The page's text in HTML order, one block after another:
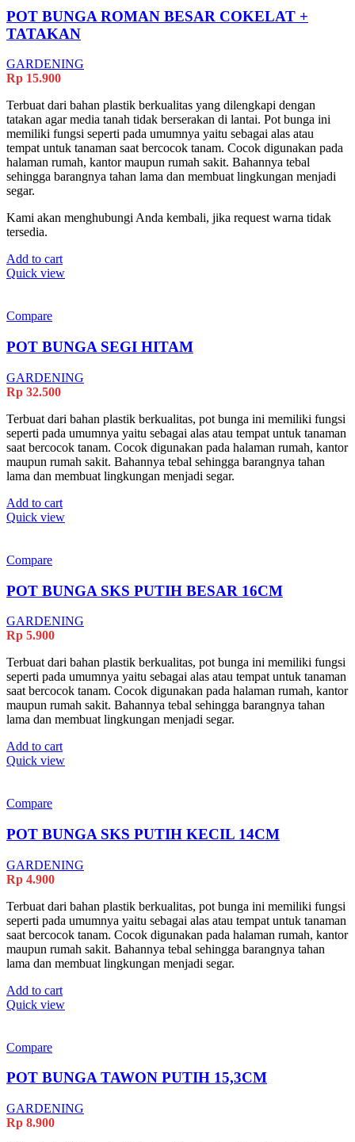
POT BUNGA ROMAN BESAR COKELAT +
TATAKAN
GARDENING
Rp 15.900
Terbuat dari bahan plastik berkualitas yang dilengkapi dengan
tatakan agar media tanah tidak berserakan di lantai. Pot bunga ini
memiliki fungsi seperti pada umumnya yaitu sebagai alas atau
tempat untuk tanaman saat bercocok tanam. Cocok digunakan pada
halaman rumah, kantor maupun rumah sakit. Bahannya tebal
sehingga barangnya tahan lama dan membuat lingkungan menjadi
segar.
Kami akan menghubungi Anda kembali, jika request warna tidak
tersedia.
Add to cart
Quick view
Compare
POT BUNGA SEGI HITAM
GARDENING
Rp 32.500
Terbuat dari bahan plastik berkualitas, pot bunga ini memiliki fungsi
seperti pada umumnya yaitu sebagai alas atau tempat untuk tanaman
saat bercocok tanam. Cocok digunakan pada halaman rumah, kantor
maupun rumah sakit. Bahannya tebal sehingga barangnya tahan
lama dan membuat lingkungan menjadi segar.
Add to cart
Quick view
Compare
POT BUNGA SKS PUTIH BESAR 16CM
GARDENING
Rp 5.900
Terbuat dari bahan plastik berkualitas, pot bunga ini memiliki fungsi
seperti pada umumnya yaitu sebagai alas atau tempat untuk tanaman
saat bercocok tanam. Cocok digunakan pada halaman rumah, kantor
maupun rumah sakit. Bahannya tebal sehingga barangnya tahan
lama dan membuat lingkungan menjadi segar.
Add to cart
Quick view
Compare
POT BUNGA SKS PUTIH KECIL 14CM
GARDENING
Rp 4.900
Terbuat dari bahan plastik berkualitas, pot bunga ini memiliki fungsi
seperti pada umumnya yaitu sebagai alas atau tempat untuk tanaman
saat bercocok tanam. Cocok digunakan pada halaman rumah, kantor
maupun rumah sakit. Bahannya tebal sehingga barangnya tahan
lama dan membuat lingkungan menjadi segar.
Add to cart
Quick view
Compare
POT BUNGA TAWON PUTIH 15,3CM
GARDENING
Rp 8.900